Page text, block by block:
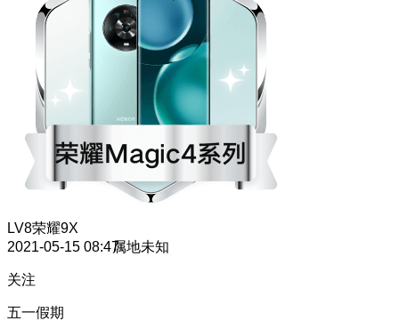
LV8荣耀9X
2021-05-15 08:47属地未知
关注
五一假期